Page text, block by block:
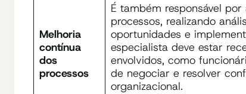
Melhoria
contínua
dos
processos
É também responsável
processos, realizando
oportunidades e
especialista deve estar
envolvidos, como
de negociar e resolver
organizacional.